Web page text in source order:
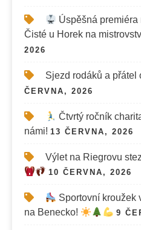
Úspěšná premiéra
Čisté u Horek na
2026
Sjezd rodáků a přátel
ČERVNA, 2026
Čtvrtý ročník
námi! 13 ČERVNA, 2026
Výlet na Riegrovu
10 ČERVNA, 2026
Sportovní kroužek
na Benecko!
9